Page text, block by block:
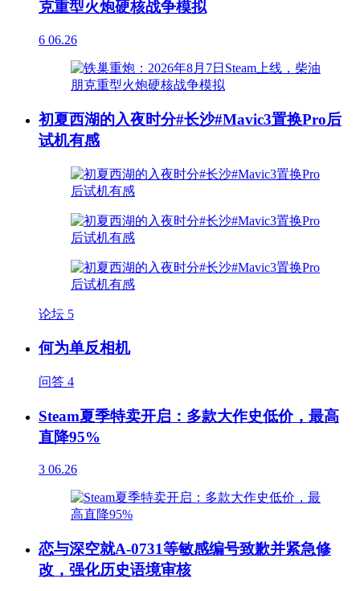
克重型火炮硬核战争模拟
6 06.26
初夏西湖的入夜时分#长沙#Mavic3置换Pro后
试机有感
论坛 5
何为单反相机
问答 4
Steam夏季特卖开启：多款大作史低价，最高
直降95%
3 06.26
恋与深空就A-0731等敏感编号致歉并紧急修
改，强化历史语境审核